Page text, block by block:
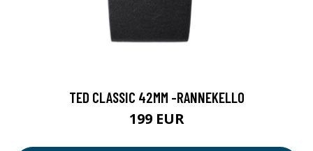
TED CLASSIC 42MM -RANNEKELLO
199 EUR